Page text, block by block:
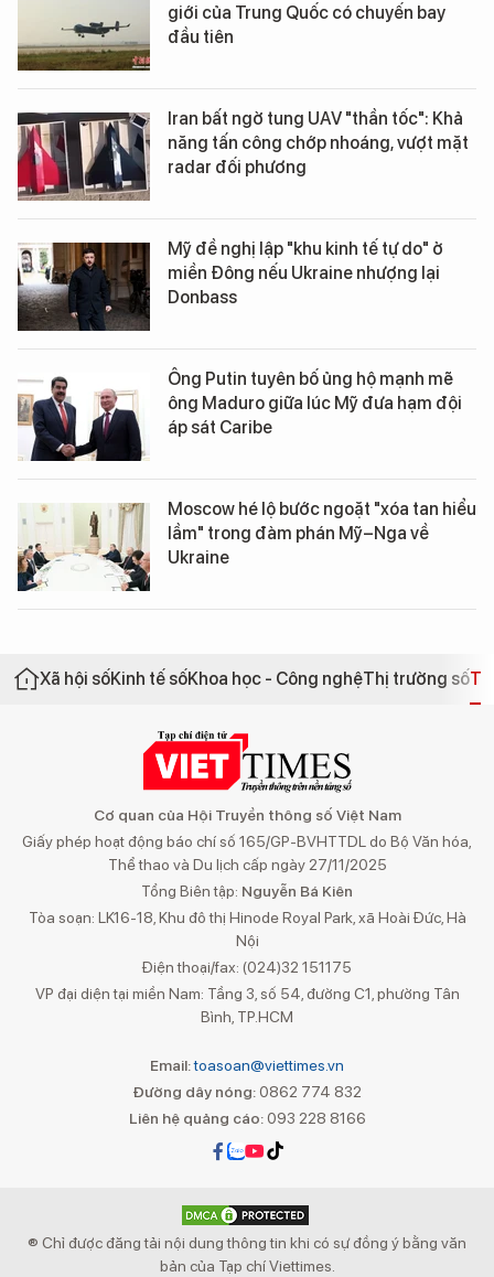
giới của Trung Quốc có chuyến bay
đầu tiên
Iran bất ngờ tung UAV "thần tốc": Khả
năng tấn công chớp nhoáng, vượt mặt
radar đối phương
Mỹ đề nghị lập "khu kinh tế tự do" ở
miền Đông nếu Ukraine nhượng lại
Donbass
Ông Putin tuyên bố ủng hộ mạnh mẽ
ông Maduro giữa lúc Mỹ đưa hạm đội
áp sát Caribe
Moscow hé lộ bước ngoặt "xóa tan hiểu
lầm" trong đàm phán Mỹ–Nga về
Ukraine
Xã hội sốKinh tế sốKhoa học - Công nghệThị trường số
Cơ quan của Hội Truyền thông số Việt Nam
Giấy phép hoạt động báo chí số 165/GP-BVHTTDL do Bộ Văn hóa,
Thể thao và Du lịch cấp ngày 27/11/2025
Tổng Biên tập: Nguyễn Bá Kiên
Tòa soạn: LK16-18, Khu đô thị Hinode Royal Park, xã Hoài Đức, Hà
Nội
Điện thoại/fax: (024)32 151175
VP đại diện tại miền Nam: Tầng 3, số 54, đường C1, phường Tân
Bình, TP.HCM
Email:toasoan@viettimes.vn
Đường dây nóng: 0862 774 832
Liên hệ quảng cáo:093 228 8166
® Chỉ được đăng tải nội dung thông tin khi có sự đồng ý bằng văn
bản của Tạp chí Viettimes.